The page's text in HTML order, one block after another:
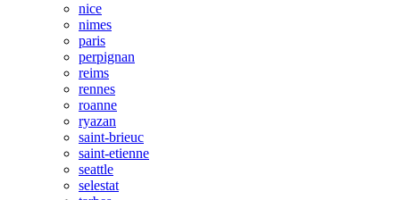
nice
nimes
paris
perpignan
reims
rennes
roanne
ryazan
saint-brieuc
saint-etienne
seattle
selestat